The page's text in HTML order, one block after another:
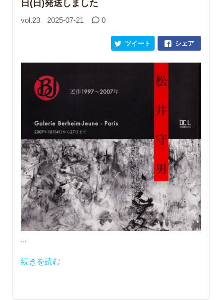
vol.23 2025-07-21 0
シェア
ツイート
...
続きを読む